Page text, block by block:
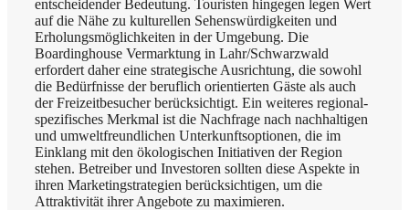
entscheidender Bedeutung. Touristen hingegen legen Wert
auf die Nähe zu kulturellen Sehenswürdigkeiten und
Erholungsmöglichkeiten in der Umgebung. Die
Boardinghouse Vermarktung in Lahr/Schwarzwald
erfordert daher eine strategische Ausrichtung, die sowohl
die Bedürfnisse der beruflich orientierten Gäste als auch
der Freizeitbesucher berücksichtigt. Ein weiteres regional-
spezifisches Merkmal ist die Nachfrage nach nachhaltigen
und umweltfreundlichen Unterkunftsoptionen, die im
Einklang mit den ökologischen Initiativen der Region
stehen. Betreiber und Investoren sollten diese Aspekte in
ihren Marketingstrategien berücksichtigen, um die
Attraktivität ihrer Angebote zu maximieren.